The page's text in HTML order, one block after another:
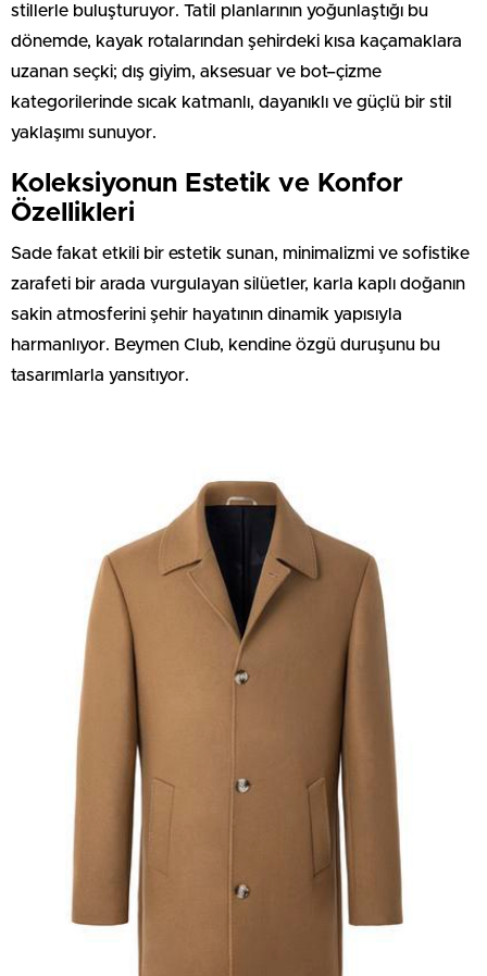
stillerle buluşturuyor. Tatil planlarının yoğunlaştığı bu
dönemde, kayak rotalarından şehirdeki kısa kaçamaklara
uzanan seçki; dış giyim, aksesuar ve bot–çizme
kategorilerinde sıcak katmanlı, dayanıklı ve güçlü bir stil
yaklaşımı sunuyor.
Koleksiyonun Estetik ve Konfor
Özellikleri
Sade fakat etkili bir estetik sunan, minimalizmi ve sofistike
zarafeti bir arada vurgulayan silüetler, karla kaplı doğanın
sakin atmosferini şehir hayatının dinamik yapısıyla
harmanlıyor. Beymen Club, kendine özgü duruşunu bu
tasarımlarla yansıtıyor.